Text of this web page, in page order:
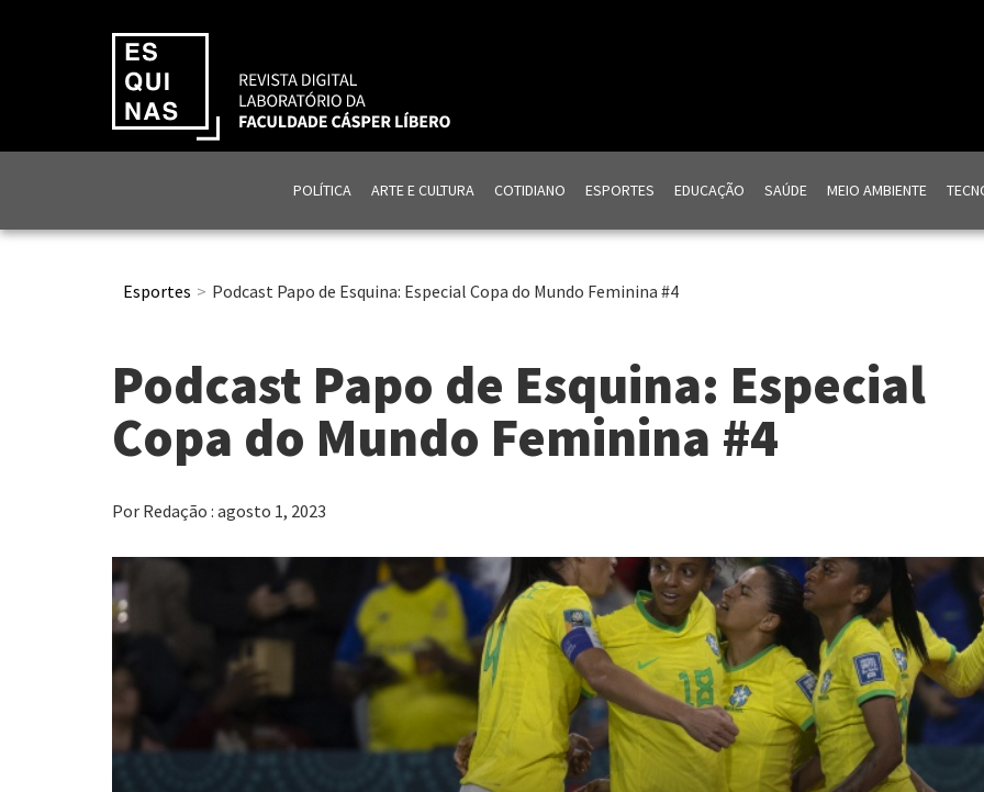
POLÍTICA ARTE E CULTURA COTIDIANO ESPORTES EDUCAÇÃO SAÚDE MEIO AMBIENTE
Esportes Podcast Papo de Esquina: Especial Copa do Mundo Feminina #4
Podcast Papo de Esquina: Especial
Copa do Mundo Feminina #4
Por Redação : agosto 1, 2023